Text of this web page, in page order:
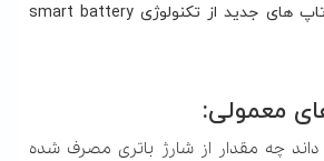
جالبه بدونید که لپ تاپ های جدید از تکنولوژی smart battery
معمولی:
داند چه مقدار از شارژ باتری مصرف شده